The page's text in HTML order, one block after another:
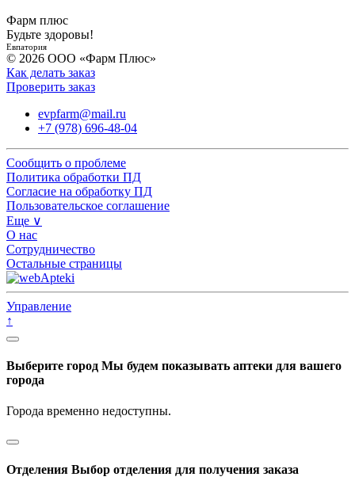
Фарм плюс
Будьте здоровы!
Евпатория
© 2026 ООО «Фарм Плюс»
Как делать заказ
Проверить заказ
evpfarm@mail.ru
+7 (978) 696-48-04
Сообщить о проблеме
Политика обработки ПД
Согласие на обработку ПД
Пользовательское соглашение
Еще ∨
О нас
Сотрудничество
Остальные страницы
Управление
↑
Выберите город Мы будем показывать аптеки для вашего
города
Города временно недоступны.
Отделения Выбор отделения для получения заказа